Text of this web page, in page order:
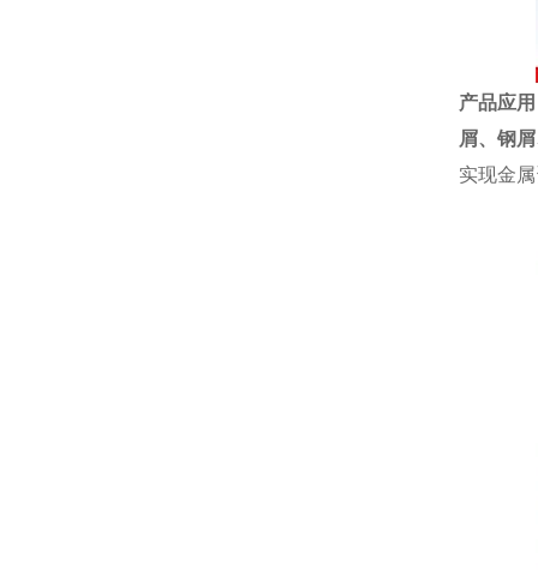
产品应
屑、 钢屑
实现金